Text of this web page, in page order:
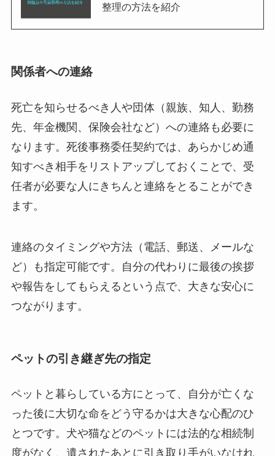
整理の方法を紹介
関係者への連絡
死亡を知らせるべき人や団体（親族、知人、勤務
先、年金機関、保険会社など）への連絡も必要に
なります。死後事務委任契約では、あらかじめ通
知すべき相手をリストアップしておくことで、受
任者が必要な人にきちんと連絡をとることができ
ます。
連絡のタイミングや方法（電話、郵送、メールな
ど）も指定可能です。自分の代わりに最後の挨拶
や報告をしてもらえるという点で、大きな安心に
つながります。
ペットの引き継ぎ先の指定
ペットと暮らしている方にとって、自分が亡くな
った後に大切な命をどう守るかは大きな心配のひ
とつです。犬や猫などのペットには法的な相続制
度がなく、遺されたあとに引き取り手がいなけれ